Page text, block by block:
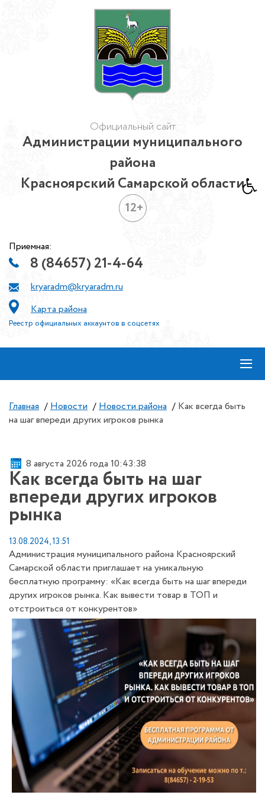
Официальный сайт
Администрации муниципального
района
Красноярский Самарской области
12+
Приемная:
8 (84657) 21-4-64
kryaradm@kryaradm.ru
Карта района
Реестр официальных аккаунтов в соцсетях
≡
Главная / Новости / Новости района / Как всегда быть
на шаг впереди других игроков рынка
8 августа 2026 года 10:43:38
Как всегда быть на шаг
впереди других игроков
рынка
13.08.2024, 13:51
Администрация муниципального района Красноярский
Самарской области приглашает на уникальную
бесплатную программу: «Как всегда быть на шаг впереди
других игроков рынка. Как вывести товар в ТОП и
отстроиться от конкурентов»